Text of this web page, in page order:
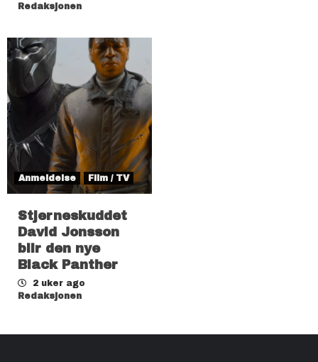
Redaksjonen
Anmeldelse Film / TV
Stjerneskuddet
David Jonsson
blir den nye
Black Panther
2 uker ago
Redaksjonen